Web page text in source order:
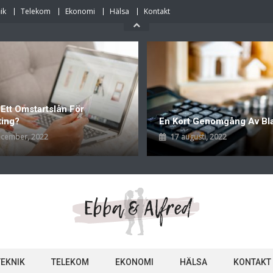
Telekom Ekonomi Hälsa Kontakt
Omstartslån För
2022
En Kort Genomgång Av
17 augusti, 2022
TELEKOM EKONOMI HÄLSA KONTAKT